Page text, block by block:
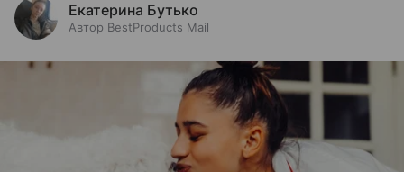
Екатерина Бутько
Автор BestProducts Mail